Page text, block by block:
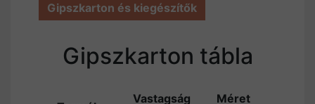
Gipszkarton és kiegészítők
Gipszkarton tábla
Vastagság
Méret